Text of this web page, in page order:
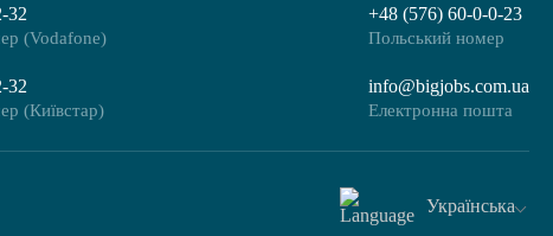
32
(Vodafone)
32
(Київстар)
+48 (576) 60-0-0-23
Польський номер
info@bigjobs.com.ua
Електронна пошта
Українська